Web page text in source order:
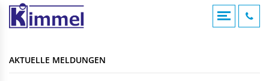
Übersicht
Übersicht
Übersicht
AKTUELLE MELDUNGEN
KONTAKTFOMULAR
AKTUELLE MELDUNGEN